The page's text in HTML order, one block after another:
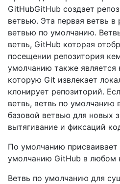
GitHubGitHub создает
ветвью. Эта первая ветвь в
ветвью по умолчанию.
ветвь, GitHub которая
посещении репозитория
умолчанию также является
которую Git извлекает
клонирует репозиторий.
ветвь, ветвь по умолчанию
базовой ветвью для новых
вытягивание и фиксаций
По умолчанию присваивает
умолчанию GitHub в любом
Ветвь по умолчанию для